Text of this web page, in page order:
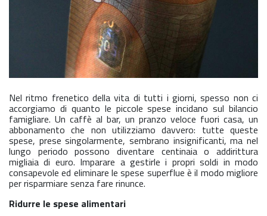
Nel ritmo frenetico della vita di tutti i giorni, spesso non ci
accorgiamo di quanto le piccole spese incidano sul bilancio
famigliare. Un caffè al bar, un pranzo veloce fuori casa, un
abbonamento che non utilizziamo davvero: tutte queste
spese, prese singolarmente, sembrano insignificanti, ma nel
lungo periodo possono diventare centinaia o addirittura
migliaia di euro. Imparare a gestirle i propri soldi in modo
consapevole ed eliminare le spese superflue è il modo migliore
per risparmiare senza fare rinunce.
Ridurre le spese alimentari